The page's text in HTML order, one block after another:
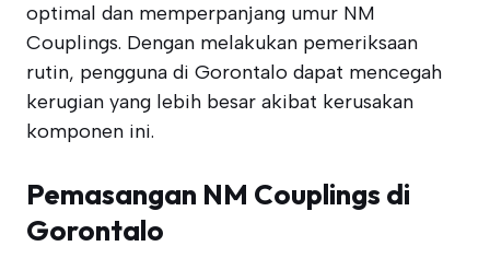
optimal dan memperpanjang umur NM
Couplings. Dengan melakukan pemeriksaan
rutin, pengguna di Gorontalo dapat mencegah
kerugian yang lebih besar akibat kerusakan
komponen ini.
Pemasangan NM Couplings di
Gorontalo